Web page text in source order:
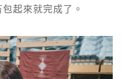
起來就完成了。